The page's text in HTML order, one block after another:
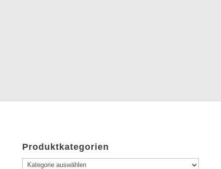
Produktkategorien